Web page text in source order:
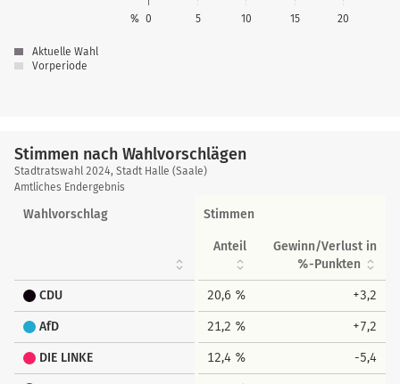
0 5 10 15 20
%
Aktuelle Wahl
Vorperiode
Stimmen nach Wahlvorschlägen
Stimmen
nach
Wahlvorschlägen
Stadtratswahl 2024, Stadt Halle (Saale)
Amtliches Endergebnis
Wahlvorschlag Stimmen
Anteil
Gewinn/Verlust in
%-Punkten
CDU 20,6 % +3,2
AfD 21,2 % +7,2
DIE LINKE 12,4 % -5,4